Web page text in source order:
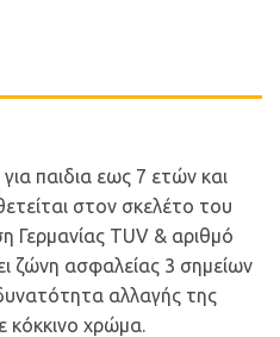
παιδια εως 7 ετών και
στον σκελέτο του
Γερμανίας TUV & αριθμό
ζώνη ασφαλείας 3 σημείων
αλλαγής της
κόκκινο χρώμα.